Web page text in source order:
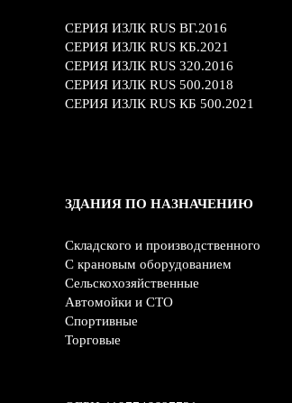
СЕРИЯ ИЗЛК RUS ВГ.2016
СЕРИЯ ИЗЛК RUS КБ.2021
СЕРИЯ ИЗЛК RUS 320.2016
СЕРИЯ ИЗЛК RUS 500.2018
СЕРИЯ ИЗЛК RUS КБ 500.2021
ЗДАНИЯ ПО НАЗНАЧЕНИЮ
Складского и производственного
С крановым оборудованием
Сельскохозяйственные
Автомойки и СТО
Спортивные
Торговые